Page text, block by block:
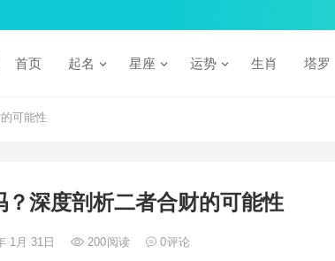
首页 起名 星座 运势 生肖 塔罗
可能性
深度剖析二者合财的可能性
1月 31日 200阅读 0评论